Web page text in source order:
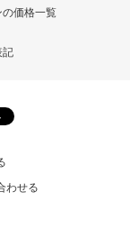
価格一覧
記
わせる